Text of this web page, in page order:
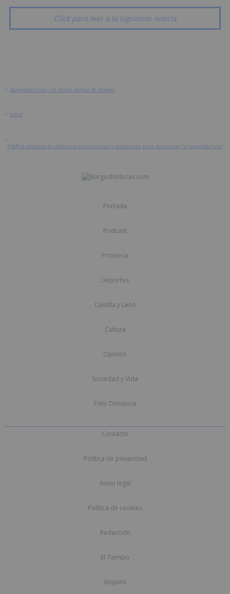
Click para leer a la siguiente noticia
> BurgosNoticias - El diario digital de Burgos
> Local
>
Tráfico refuerza la vigilancia en camiones y autobuses para garantizar la seguridad vial
Portada
Podcast
Provincia
Deportes
Castilla y León
Cultura
Opinión
Sociedad y Vida
Foto Denuncia
Contacto
Política de privacidad
Aviso legal
Política de cookies
Redacción
El Tiempo
Empleo